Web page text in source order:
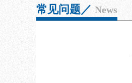
常见问题／ News